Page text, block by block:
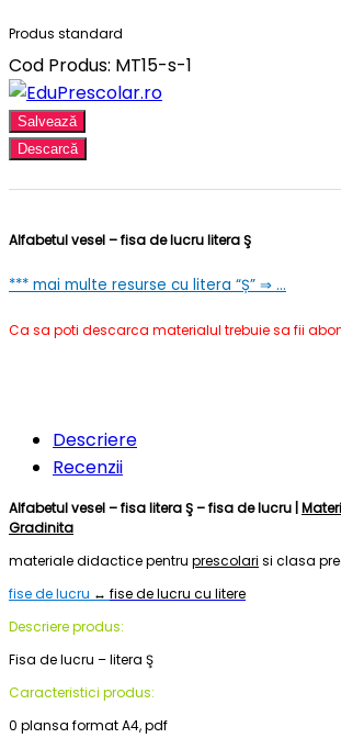
Produs standard
Cod Produs: MT15-s-1
Salvează
Descarcă
Alfabetul vesel – fisa de lucru litera Ş
*** mai multe resurse cu litera “Ș” ⇒ …
Ca sa poti descarca materialul trebuie sa fii
Descriere
Recenzii
Alfabetul vesel – fisa litera Ş – fisa de lucru |
Gradinita
materiale didactice pentru prescolari si clasa
fise de lucru ↔ fise de lucru cu litere
Descriere produs:
Fisa de lucru – litera Ş
Caracteristici produs:
0 plansa format A4, pdf